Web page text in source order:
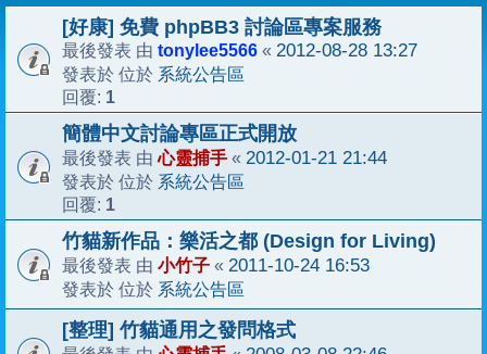
[好康] 免費 phpBB3 討論區專案服務
最後發表 由 tonylee5566 « 2012-08-28 13:27
發表於 位於 系統公告區
回覆: 1
簡體中文討論專區正式開放
最後發表 由心靈捕手 « 2012-01-21 21:44
發表於 位於 系統公告區
回覆: 1
竹貓新作品：樂活之都 (Design for Living)
最後發表 由 小竹子 « 2011-10-24 16:53
發表於 位於 系統公告區
[整理] 竹貓通用之發問格式